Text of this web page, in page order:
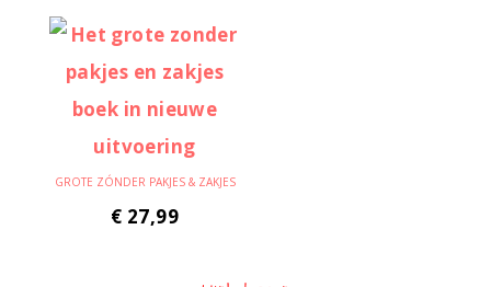
GROTE ZÓNDER PAKJES & ZAKJES
€ 27,99